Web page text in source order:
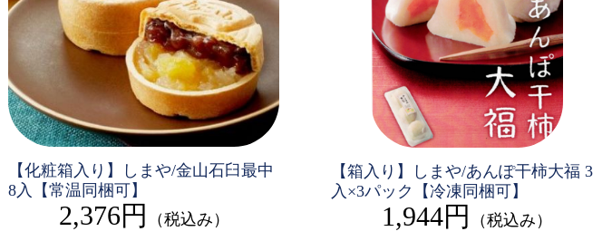
【化粧箱入り】しまや/金山石臼最中
8入【常温同梱可】
2,376円 （税込み）
【箱入り】しまや/あんぽ干柿大福 3
入×3パック【冷凍同梱可】
1,944円 （税込み）